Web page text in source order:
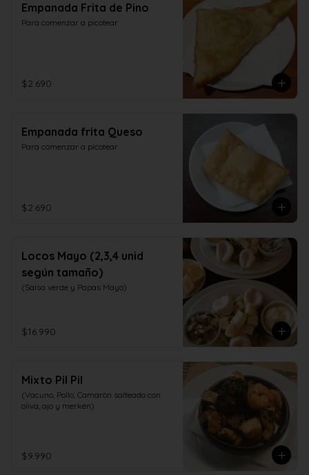
Empanada Frita de Pino
Para comenzar a picotear
$2.690
Empanada frita Queso
Para comenzar a picotear
$2.690
Locos Mayo (2,3,4 unid
según tamaño)
(Salsa verde y Papas Mayo)
$16.990
Mixto Pil Pil
(Vacuno, Pollo, Camarón salteado con
oliva, ajo y merkèn)
$9.990